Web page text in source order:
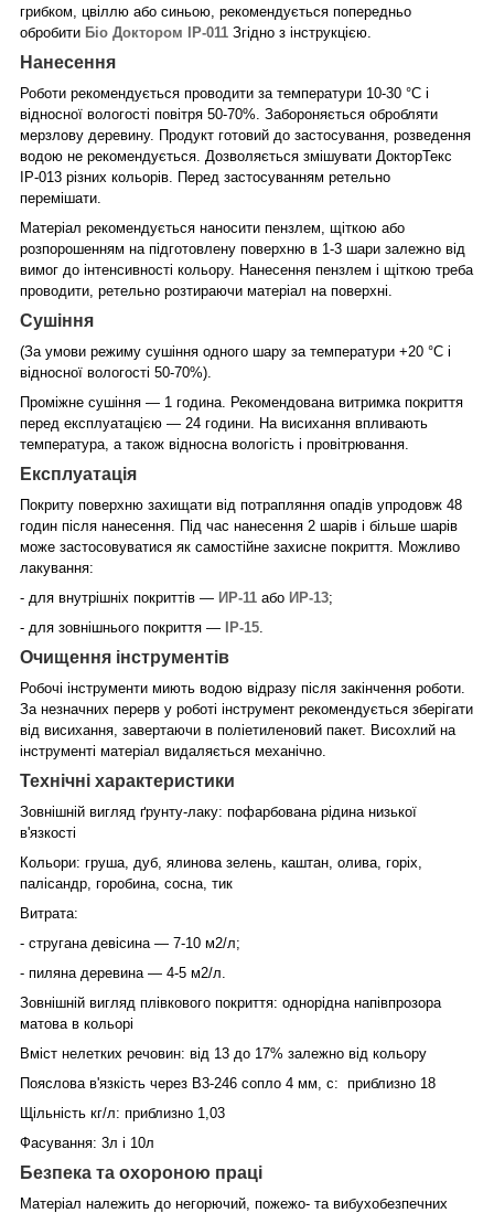
грибком, цвіллю або синьою, рекомендується попередньо
обробити Біо Доктором ІР-011 Згідно з інструкцією.
Нанесення
Роботи рекомендується проводити за температури 10-30 °C і
відносної вологості повітря 50-70%. Забороняється обробляти
мерзлову деревину. Продукт готовий до застосування, розведення
водою не рекомендується. Дозволяється змішувати ДокторТекс
ІР-013 різних кольорів. Перед застосуванням ретельно
перемішати.
Матеріал рекомендується наносити пензлем, щіткою або
розпорошенням на підготовлену поверхню в 1-3 шари залежно від
вимог до інтенсивності кольору. Нанесення пензлем і щіткою треба
проводити, ретельно розтираючи матеріал на поверхні.
Сушіння
(За умови режиму сушіння одного шару за температури +20 °C і
відносної вологості 50-70%).
Проміжне сушіння — 1 година. Рекомендована витримка покриття
перед експлуатацією — 24 години. На висихання впливають
температура, а також відносна вологість і провітрювання.
Експлуатація
Покриту поверхню захищати від потрапляння опадів упродовж 48
годин після нанесення. Під час нанесення 2 шарів і більше шарів
може застосовуватися як самостійне захисне покриття. Можливо
лакування:
- для внутрішніх покриттів — ИР-11 або ИР-13;
- для зовнішнього покриття —
ІР-15
Очищення інструментів
Робочі інструменти миють водою відразу після закінчення роботи.
За незначних перерв у роботі інструмент рекомендується зберігати
від висихання, завертаючи в поліетиленовий пакет. Висохлий на
інструменті матеріал видаляється механічно.
Технічні характеристики
Зовнішній вигляд ґрунту-лаку: пофарбована рідина низької
в'язкості
Кольори: груша, дуб, ялинова зелень, каштан, олива, горіх,
палісандр, горобина, сосна, тик
Витрата:
- стругана девісина — 7-10 м2/л;
- пиляна деревина — 4-5 м2/л.
Зовнішній вигляд плівкового покриття: однорідна напівпрозора
матова в кольорі
Вміст нелетких речовин: від 13 до 17% залежно від кольору
Пояслова в'язкість через В3-246 сопло 4 мм, с: приблизно 18
Щільність кг/л: приблизно 1,03
Фасування: 3л і 10л
Безпека та охороною праці
Матеріал належить до негорючий, пожежо- та вибухобезпечних